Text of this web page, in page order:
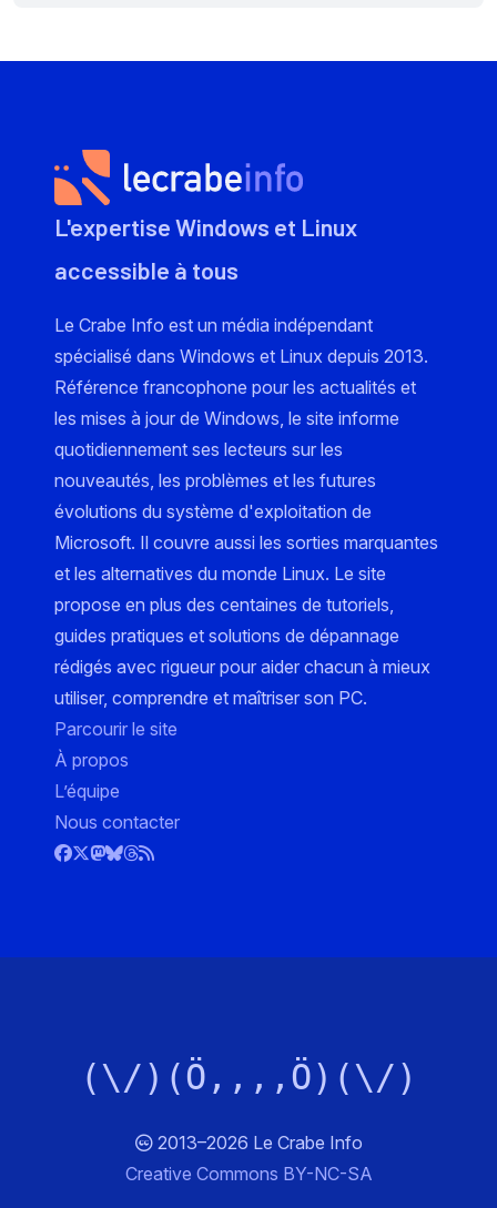
L'expertise Windows et Linux
accessible à tous
Le Crabe Info est un média indépendant
spécialisé dans Windows et Linux depuis 2013.
Référence francophone pour les actualités et
les mises à jour de Windows, le site informe
quotidiennement ses lecteurs sur les
nouveautés, les problèmes et les futures
évolutions du système d'exploitation de
Microsoft. Il couvre aussi les sorties marquantes
et les alternatives du monde Linux. Le site
propose en plus des centaines de tutoriels,
guides pratiques et solutions de dépannage
rédigés avec rigueur pour aider chacun à mieux
utiliser, comprendre et maîtriser son PC.
Parcourir le site
À propos
L’équipe
Nous contacter
(\/)(Ö,,,,Ö)(\/)
2013–2026 Le Crabe Info
Creative Commons BY-NC-SA